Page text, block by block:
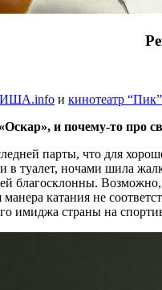
и кинотеатр “Пик”
и почему-то про
парты, что для
в туалет, ночами шила
благосклонны.
катания не
имиджа страны на